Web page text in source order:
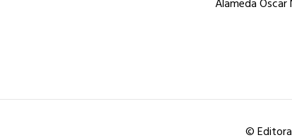
© Editora